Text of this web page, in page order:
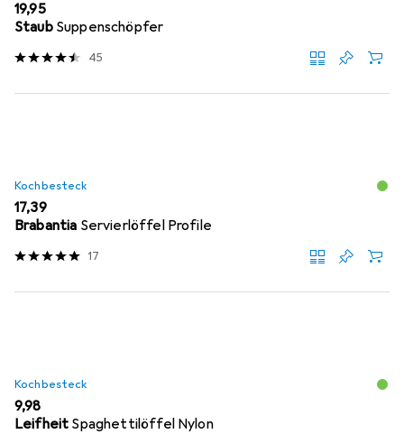
EUR
19,95
Staub Suppenschöpfer
45
Kochbesteck
EUR
17,39
Brabantia Servierlöffel Profile
17
Kochbesteck
EUR
9,98
Leifheit Spaghettilöffel Nylon